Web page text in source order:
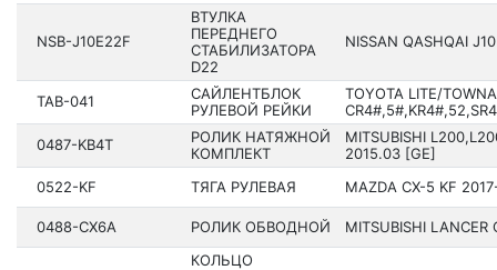
NSB-J10E22F
ВТУЛКА
ПЕРЕДНЕГО
СТАБИЛИЗАТОРА
D22
NISSAN QASHQAI
TAB-041
САЙЛЕНТБЛОК
РУЛЕВОЙ РЕЙКИ
TOYOTA LITE/
0487-KB4T
РОЛИК НАТЯЖНОЙ
КОМПЛЕКТ
MITSUBISHI
2015.03 [GE]
0522-KF
ТЯГА РУЛЕВАЯ MAZDA CX-5 KF
0488-CX6A РОЛИК ОБВОДНОЙ
MITSUBISHI
КОЛЬЦО